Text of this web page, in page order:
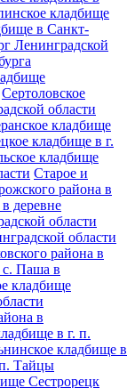
кладбище
в Санкт-
Ленинградской
Сертоловское
области
кладбище
кладбище в г.
кладбище
Старое и
района в
деревне
области
области
района в
с. Паша в
кладбище
в
в г. п.
кладбище в
Тайцы
Сестрорецк